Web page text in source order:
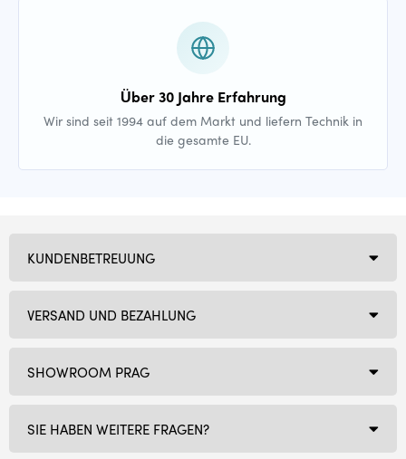
Über 30 Jahre Erfahrung
Wir sind seit 1994 auf dem Markt und liefern Technik in
die gesamte EU.
SHOWROOM PRAG
SIE HABEN WEITERE FRAGEN?
KUNDENBETREUUNG
VERSAND UND BEZAHLUNG